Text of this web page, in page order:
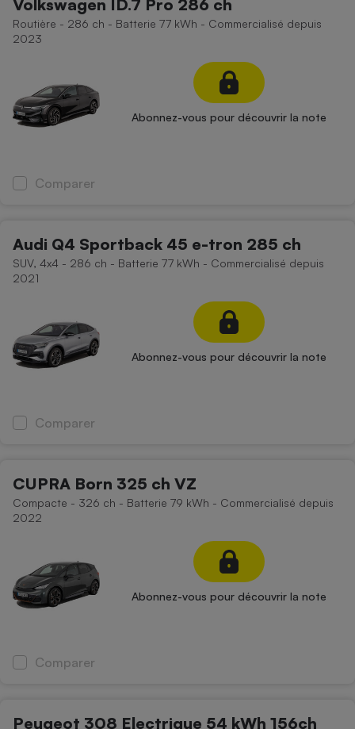
Volkswagen ID.7 Pro 286 ch
Routière - 286 ch - Batterie 77 kWh - Commercialisé depuis
2023
Abonnez-vous pour découvrir la note
Comparer
Audi Q4 Sportback 45 e-tron 285 ch
SUV, 4x4 - 286 ch - Batterie 77 kWh - Commercialisé depuis
2021
Abonnez-vous pour découvrir la note
Comparer
CUPRA Born 325 ch VZ
Compacte - 326 ch - Batterie 79 kWh - Commercialisé depuis
2022
Abonnez-vous pour découvrir la note
Comparer
Peugeot 308 Electrique 54 kWh 156ch